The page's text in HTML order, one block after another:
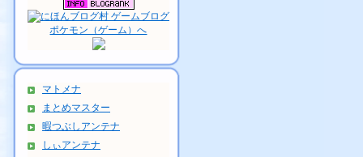
マトメナ
まとめマスター
暇つぶしアンテナ
しぃアンテナ